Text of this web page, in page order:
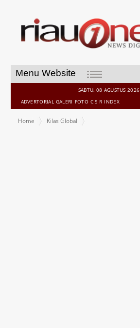
Menu Website
SABTU, 08 AGUSTUS 2026
ADVERTORIAL GALERI FOTO C S R INDEX
Home
Kilas Global